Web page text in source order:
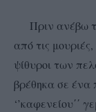
Πριν ανέβω
από τις
ψίθυροι των
βρέθηκα σε
‘’καφενείου΄΄